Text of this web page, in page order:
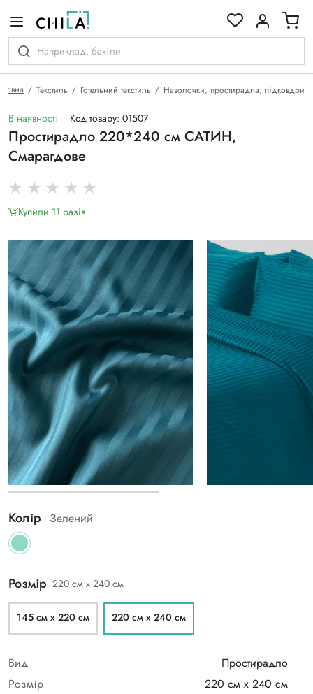
Текстиль Готельний текстиль Наволочки, простирадла, підковдри
В наявності Код товару: 01507
Простирадло 220*240 см САТИН,
Смарагдове
Купили 11 разiв
Колір Зелений
Розмір 220 см х 240 см
145 см х 220 см 220 см х 240 см
Вид
Простирадло
Розмір
220 см х 240 см
гамі